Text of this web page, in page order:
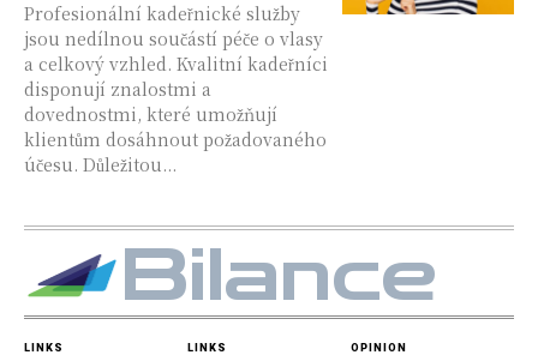
Profesionální kadeřnické služby
jsou nedílnou součástí péče o vlasy
a celkový vzhled. Kvalitní kadeřníci
disponují znalostmi a
dovednostmi, které umožňují
klientům dosáhnout požadovaného
účesu. Důležitou...
Bilance
LINKS LINKS OPINION